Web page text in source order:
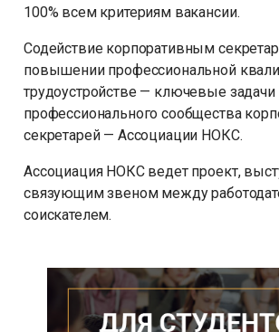
100% всем критериям вакансии.
Содействие корпоративным
повышении профессиональной
трудоустройстве — ключевые задачи
профессионального сообщества
секретарей — Ассоциации НОКС.
Ассоциация НОКСведет проект,
связующим звеном между
соискателем.
Новичкам в